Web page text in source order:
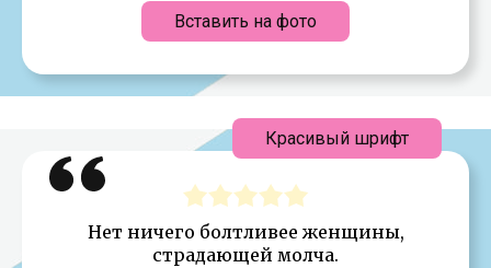
Вставить на фото
Нет ничего болтливее женщины,
страдающей молча.
Красивый шрифт